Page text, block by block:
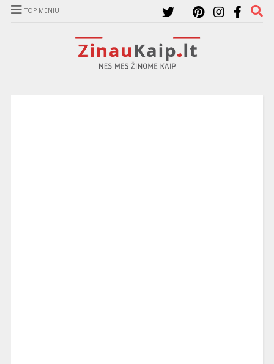
TOP MENIU